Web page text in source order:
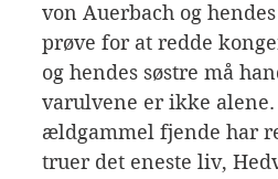
von Auerbach og
prøve for at redde
og hendes søstre må
varulvene er ikke alene.
ældgammel fjende har
truer det eneste liv,